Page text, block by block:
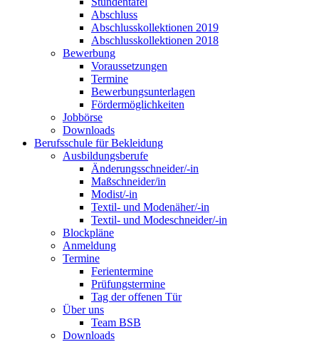
Abschluss
Abschlusskollektionen 2019
Abschlusskollektionen 2018
Bewerbung
Voraussetzungen
Termine
Bewerbungsunterlagen
Fördermöglichkeiten
Jobbörse
Downloads
Berufsschule für Bekleidung
Ausbildungsberufe
Änderungsschneider/-in
Maßschneider/in
Modist/-in
Textil- und Modenäher/-in
Textil- und Modeschneider/-in
Blockpläne
Anmeldung
Termine
Ferientermine
Prüfungstermine
Tag der offenen Tür
Über uns
Team BSB
Downloads